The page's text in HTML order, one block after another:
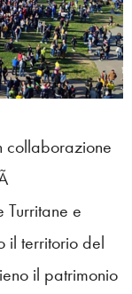
collaborazione
Turritane e
il territorio del
il patrimonio